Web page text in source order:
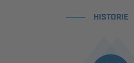
HISTORIE